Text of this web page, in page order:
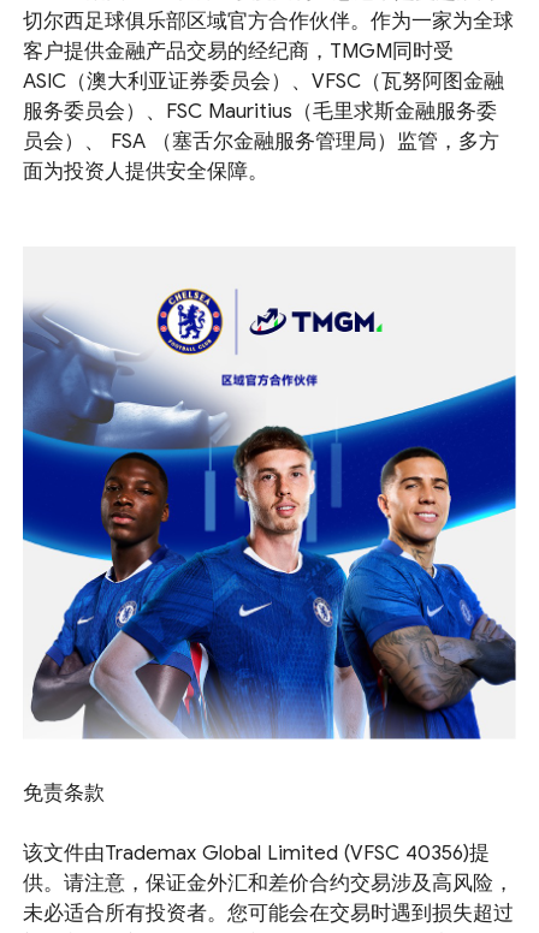
切尔西足球俱乐部区域官方合作伙伴。作为一家为全球
客户提供金融产品交易的经纪商，TMGM同时受
ASIC（澳大利亚证券委员会）、VFSC（瓦努阿图金融
服务委员会）、FSC Mauritius（毛里求斯金融服务委
员会）、 FSA （塞舌尔金融服务管理局）监管，多方
面为投资人提供安全保障。
免责条款
该文件由Trademax Global Limited (VFSC 40356)提
供。请注意，保证金外汇和差价合约交易涉及高风险，
未必适合所有投资者。您可能会在交易时遇到损失超过